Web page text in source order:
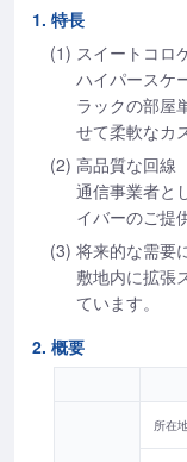
1. 特長
(1) スイートコロ
ハイパースケ
ラックの部屋
せて柔軟なカ
(2) 高品質な回線
通信事業者と
イバーのご提
(3) 将来的な需要
敷地内に拡張
ています。
2. 概要
所在